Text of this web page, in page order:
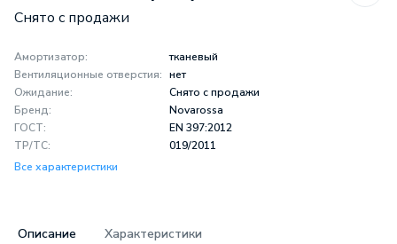
Снято с продажи
Амортизатор:
тканевый
Вентиляционные отверстия: нет
Ожидание:
Снято с продажи
Бренд:
Novarossa
ГОСТ:
ЕN 397:2012
ТР/ТС:
019/2011
Все характеристики
Описание Характеристики